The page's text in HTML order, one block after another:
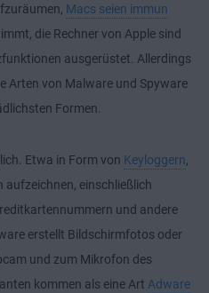
Macs seien immun
die Rechner von Apple sind
ausgerüstet. Allerdings
Arten von Malware und Spyware
Formen.
Etwa in Form von Keyloggern,
aufzeichnen, einschließlich
und andere
erstellt Bildschirmfotos oder
und zum Mikrofon des
kommen als eine Art Adware